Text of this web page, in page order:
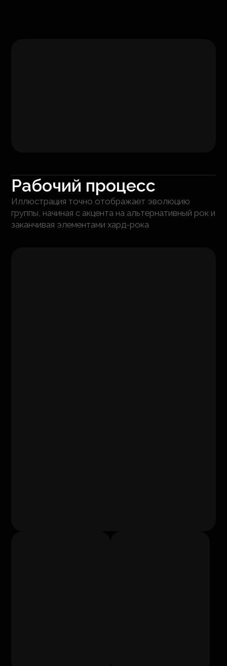
Рабочий процесс
Иллюстрация точно отображает эволюцию
группы, начиная с акцента на альтернативный рок и
заканчивая элементами хард-рока